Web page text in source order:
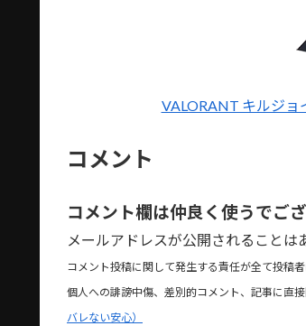
VALORANT キルジョ
コメント
コメント欄は仲良く使うでご
メールアドレスが公開されることは
コメント投稿に関して発生する責任が全て投稿
個人への誹謗中傷、差別的コメント、記事に直
バレない安心）